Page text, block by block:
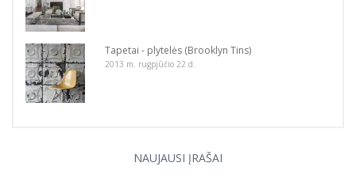
NAUJAUSI ĮRAŠAI
Tapetai - plytelės (Brooklyn Tins)
2013 m. rugpjūčio 22 d.